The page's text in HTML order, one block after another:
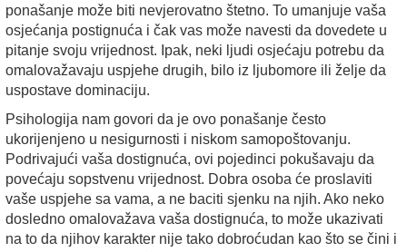
ponašanje može biti nevjerovatno štetno. To umanjuje vaša
osjećanja postignuća i čak vas može navesti da dovedete u
pitanje svoju vrijednost. Ipak, neki ljudi osjećaju potrebu da
omalovažavaju uspjehe drugih, bilo iz ljubomore ili želje da
uspostave dominaciju.
Psihologija nam govori da je ovo ponašanje često
ukorijenjeno u nesigurnosti i niskom samopoštovanju.
Podrivajući vaša dostignuća, ovi pojedinci pokušavaju da
povećaju sopstvenu vrijednost. Dobra osoba će proslaviti
vaše uspjehe sa vama, a ne baciti sjenku na njih. Ako neko
dosledno omalovažava vaša dostignuća, to može ukazivati
na to da njihov karakter nije tako dobroćudan kao što se čini i